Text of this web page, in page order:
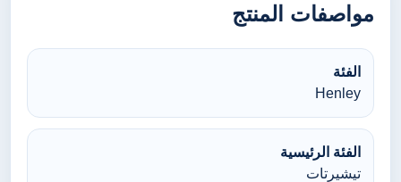
مواصفات المنتج
الفئة
Henley
الفئة الرئيسية
تيشيرتات